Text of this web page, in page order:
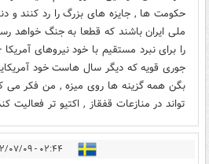
حکومت ها , جایزه های بزرگ را رد کنند و
ملی ایران باشند که قطعا به جنگ خواهد
را برای نبرد مستقیم با خود نیروهای
جوری قویه که دیگر سال هاست خود
بگن همه گزینه ها روی میزه , من فکر
تواند در منازعات قفقاز , اکتیو تر فعالیت
۰۲:۴۴ - ۱۴۰۲/۰۷/۰۹